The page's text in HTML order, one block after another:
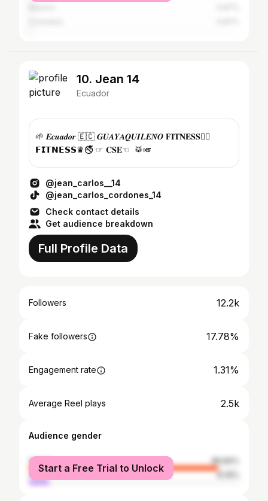
10. Jean 14
Ecuador
🌱 𝑬𝒄𝒖𝒂𝒅𝒐𝒓 🇪🇨 𝑮𝑼𝑨𝒀𝑨𝑸𝑼𝑰𝑳𝑬𝑵̃𝑶 𝐅𝐈𝐓𝐍𝐄𝐒𝐒🏋️‍♂️
𝗙𝗜𝗧𝗡𝗘𝗦𝗦♛🚭 ☞ 𝐂𝐒𝐄☜ 🥁🎺
@jean_carlos__14
@jean_carlos_cordones_14
Check contact details
Get audience breakdown
Full Profile Data
Followers 12.2k
Fake followers 17.78%
Engagement rate 1.31%
Average Reel plays 2.5k
Audience gender
female
89.84%
male
10.16%
Start a Free Trial to Unlock